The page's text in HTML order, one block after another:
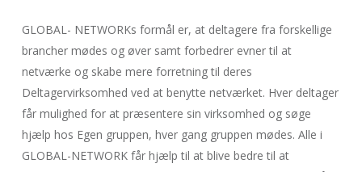
GLOBAL- NETWORKs formål er, at deltagere fra forskellige
brancher mødes og øver samt forbedrer evner til at
netværke og skabe mere forretning til deres
Deltagervirksomhed ved at benytte netværket. Hver deltager
får mulighed for at præsentere sin virksomhed og søge
hjælp hos Egen gruppen, hver gang gruppen mødes. Alle i
GLOBAL-NETWORK får hjælp til at blive bedre til at